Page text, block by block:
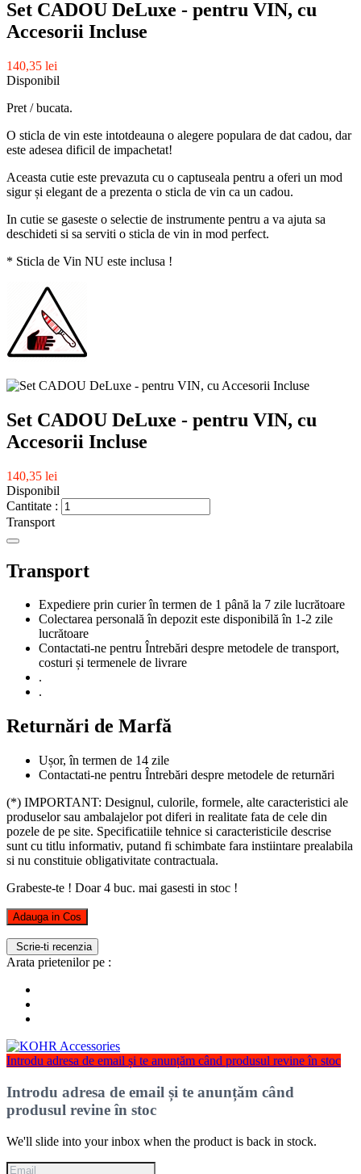
Set CADOU DeLuxe - pentru VIN, cu
Accesorii Incluse
140,35 lei
Disponibil
Pret / bucata.
O sticla de vin este intotdeauna o alegere populara de dat cadou, dar
este adesea dificil de impachetat!
Aceasta cutie este prevazuta cu o captuseala pentru a oferi un mod
sigur și elegant de a prezenta o sticla de vin ca un cadou.
In cutie se gaseste o selectie de instrumente pentru a va ajuta sa
deschideti si sa serviti o sticla de vin in mod perfect.
* Sticla de Vin NU este inclusa !
Set CADOU DeLuxe - pentru VIN, cu
Accesorii Incluse
140,35 lei
Disponibil
Cantitate :
Transport
Transport
Expediere prin curier în termen de 1 până la 7 zile lucrătoare
Colectarea personală în depozit este disponibilă în 1-2 zile
lucrătoare
Contactati-ne pentru Întrebări despre metodele de transport,
costuri și termenele de livrare
.
.
Returnări de Marfă
Ușor, în termen de 14 zile
Contactati-ne pentru Întrebări despre metodele de returnări
(*) IMPORTANT: Designul, culorile, formele, alte caracteristici ale
produselor sau ambalajelor pot diferi in realitate fata de cele din
pozele de pe site. Specificatiile tehnice si caracteristicile descrise
sunt cu titlu informativ, putand fi schimbate fara instiintare prealabila
si nu constituie obligativitate contractuala.
Grabeste-te ! Doar4 buc. mai gasesti in stoc !
Adauga in Cos
Scrie-ti recenzia
Arata prietenilor pe :
Introdu adresa de email și te anunțăm când produsul revine în stoc
Introdu adresa de email și te anunțăm când
produsul revine în stoc
We'll slide into your inbox when the product is back in stock.